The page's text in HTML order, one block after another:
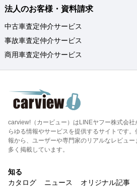
法人のお客様・資料請求
中古車査定仲介サービス
事故車査定仲介サービス
商用車査定仲介サービス
carview!（カービュー）はLINEヤフー株式会
らゆる情報やサービスを提供するサイトです
報から、ユーザーや専門家のリアルなレビュ
多く掲載しています。
知る
カタログ
ニュース オリジナル記事